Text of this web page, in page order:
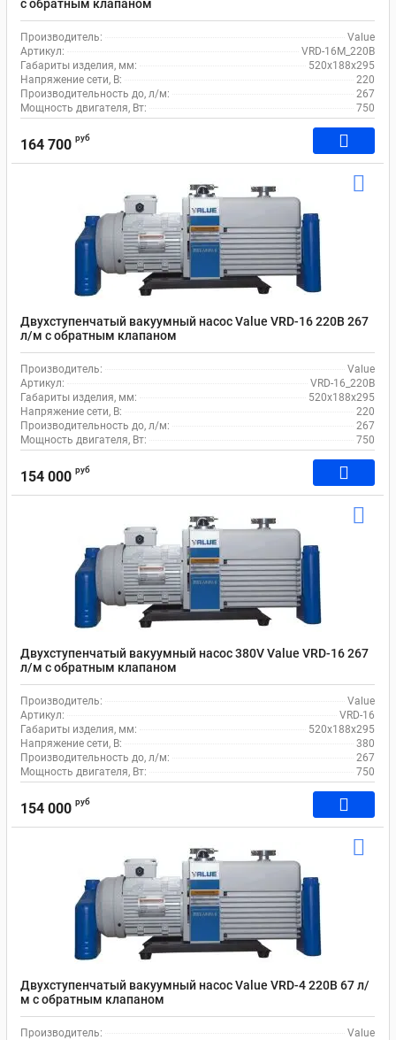
c обратным клапаном
Производитель:
Value
Артикул:
VRD-16M_220В
Габариты изделия, мм:
520х188х295
Напряжение сети, В:
220
Производительность до, л/м:
267
Мощность двигателя, Вт:
750
164 700 руб
Двухступенчатый вакуумный насос Value VRD-16 220В 267
л/м c обратным клапаном
Производитель:
Value
Артикул:
VRD-16_220В
Габариты изделия, мм:
520х188х295
Напряжение сети, В:
220
Производительность до, л/м:
267
Мощность двигателя, Вт:
750
154 000 руб
Двухступенчатый вакуумный насос 380V Value VRD-16 267
л/м c обратным клапаном
Производитель:
Value
Артикул:
VRD-16
Габариты изделия, мм:
520х188х295
Напряжение сети, В:
380
Производительность до, л/м:
267
Мощность двигателя, Вт:
750
154 000 руб
Двухступенчатый вакуумный насос Value VRD-4 220В 67 л/
м c обратным клапаном
Производитель:
Value